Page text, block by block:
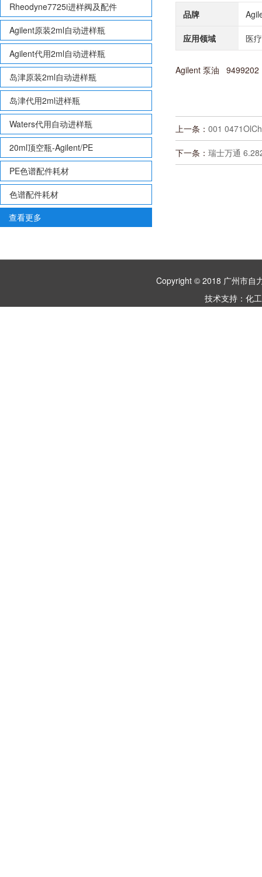
Rheodyne7725i进样阀及配件
Agilent原装2ml自动进样瓶
Agilent代用2ml自动进样瓶
岛津原装2ml自动进样瓶
岛津代用2ml进样瓶
Waters代用自动进样瓶
20ml顶空瓶-Agilent/PE
PE色谱配件耗材
色谱配件耗材
查看更多
品牌
应用领域 医
Agilent 泵油 9499202
上一条： 001
下一条： 瑞士万通
Copyright © 2018 广州市
技术支持： 化